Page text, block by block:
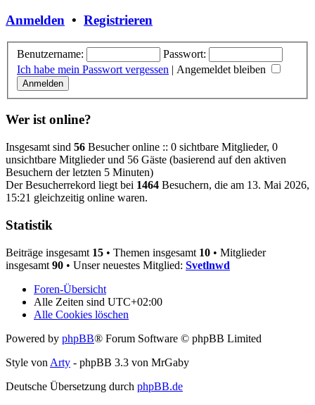
Anmelden • Registrieren
Benutzername:
Passwort:
Ich habe mein Passwort vergessen | Angemeldet bleiben
Wer ist online?
Insgesamt sind 56 Besucher online :: 0 sichtbare Mitglieder, 0
unsichtbare Mitglieder und 56 Gäste (basierend auf den aktiven
Besuchern der letzten 5 Minuten)
Der Besucherrekord liegt bei 1464 Besuchern, die am 13. Mai 2026,
15:21 gleichzeitig online waren.
Statistik
Beiträge insgesamt 15 • Themen insgesamt 10 • Mitglieder
insgesamt 90 • Unser neuestes Mitglied: Svetlnwd
Foren-Übersicht
Alle Zeiten sind UTC+02:00
Alle Cookies löschen
Powered by phpBB® Forum Software © phpBB Limited
Style von Arty - phpBB 3.3 von MrGaby
Deutsche Übersetzung durch phpBB.de